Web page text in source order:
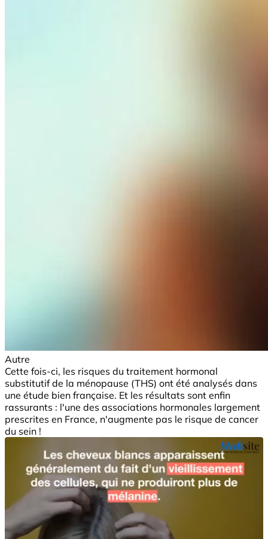
Autre
Cette fois-ci, les risques du traitement hormonal
substitutif de la ménopause (THS) ont été analysés dans
une étude bien française. Et les résultats sont enfin
rassurants : l'une des associations hormonales largement
prescrites en France, n'augmente pas le risque de cancer
du sein !